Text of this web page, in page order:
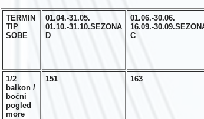
TERMIN
TIP
SOBE
01.04.-31.05.
01.10.-31.10.SEZONA
D
01.06.-30.06.
16.09.-30.09.
C
1/2
balkon /
bočni
pogled
more
151 163